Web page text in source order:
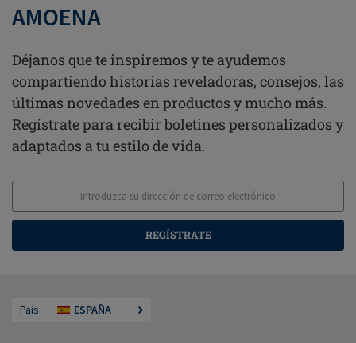
AMOENA
Déjanos que te inspiremos y te ayudemos
compartiendo historias reveladoras, consejos, las
últimas novedades en productos y mucho más.
Regístrate para recibir boletines personalizados y
adaptados a tu estilo de vida.
REGÍSTRATE
País ESPAÑA